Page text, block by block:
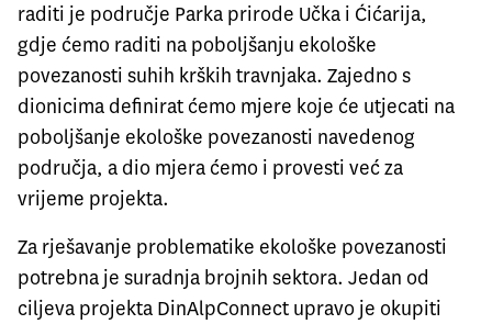
raditi je područje Parka prirode Učka i Ćićarija,
gdje ćemo raditi na poboljšanju ekološke
povezanosti suhih krških travnjaka. Zajedno s
dionicima definirat ćemo mjere koje će utjecati na
poboljšanje ekološke povezanosti navedenog
područja, a dio mjera ćemo i provesti već za
vrijeme projekta.
Za rješavanje problematike ekološke povezanosti
potrebna je suradnja brojnih sektora. Jedan od
ciljeva projekta DinAlpConnect upravo je okupiti